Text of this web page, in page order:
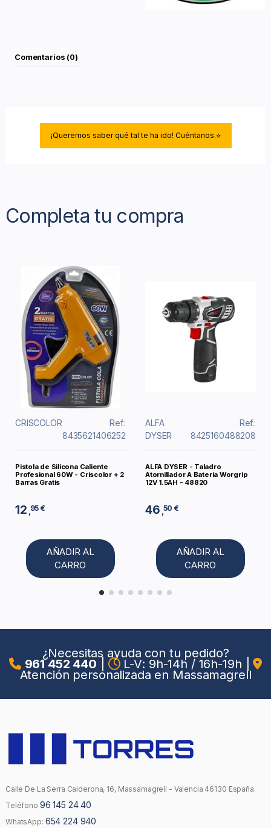
Comentarios (0)
¡Queremos saber qué tal te ha ido! Cuéntanos.⭐
Completa tu compra
CRISCOLOR
Ref.:
8435621406252
Pistola de Silicona Caliente
Profesional 60W - Criscolor + 2
Barras Gratis
12 95 €
AÑADIR AL
CARRO
ALFA
DYSER
Ref.:
8425160488208
ALFA DYSER - Taladro
Atornillador A Batería Worgrip
12V 1.5AH - 48820
46 ,50 €
AÑADIR AL
CARRO
¿Necesitas ayuda con tu pedido?
961 452 440 L-V: 9h-14h / 16h-19h
Atención personalizada en Massamagrell
Calle De La Serra Calderona, 16, Massamagrell - Valencia 46130 España.
Teléfono 96 145 24 40
WhatsApp: 654 224 940